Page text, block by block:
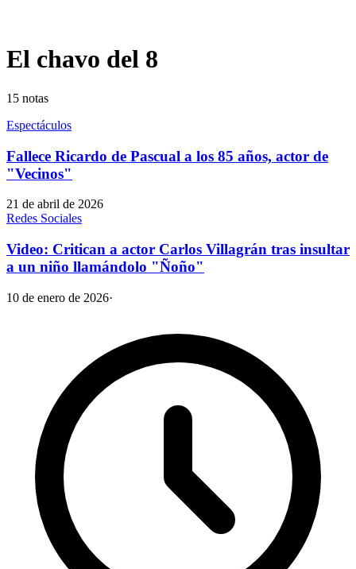
El chavo del 8
15 notas
Espectáculos
Fallece Ricardo de Pascual a los 85 años, actor de
"Vecinos"
21 de abril de 2026
Redes Sociales
Video: Critican a actor Carlos Villagrán tras insultar
a un niño llamándolo "Ñoño"
10 de enero de 2026·